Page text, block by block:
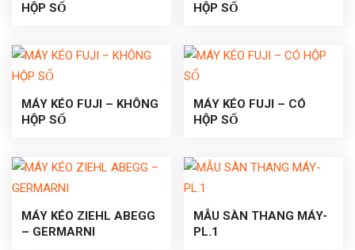
HỘP SỐ
HỘP SỐ
MÁY KÉO FUJI – KHÔNG
HỘP SỐ
MÁY KÉO FUJI – CÓ
HỘP SỐ
MÁY KÉO ZIEHL ABEGG
– GERMARNI
MẪU SÀN THANG MÁY-
PL.1